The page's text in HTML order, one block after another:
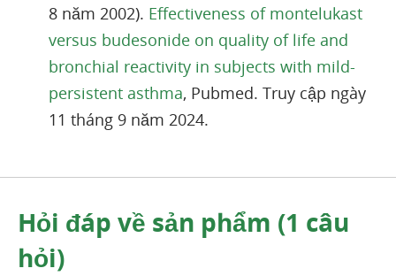
8 năm 2002). Effectiveness of montelukast
versus budesonide on quality of life and
bronchial reactivity in subjects with mild-
persistent asthma, Pubmed. Truy cập ngày
11 tháng 9 năm 2024.
Hỏi đáp về sản phẩm (1 câu
hỏi)